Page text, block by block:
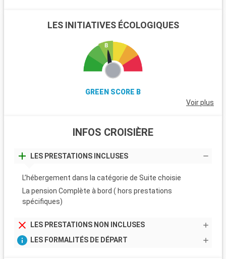
LES INITIATIVES ÉCOLOGIQUES
GREEN SCORE B
Voir plus
INFOS CROISIÈRE
LES PRESTATIONS INCLUSES
L’hébergement dans la catégorie de Suite choisie
La pension Complète à bord ( hors prestations
spécifiques)
LES PRESTATIONS NON INCLUSES
LES FORMALITÉS DE DÉPART